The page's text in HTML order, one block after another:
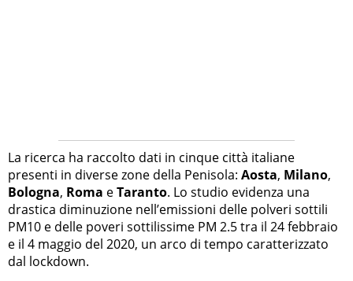
La ricerca ha raccolto dati in cinque città italiane
presenti in diverse zone della Penisola: Aosta, Milano,
Bologna, Roma eTaranto. Lo studio evidenza una
drastica diminuzione nell’emissioni delle polveri sottili
PM10 e delle poveri sottilissime PM 2.5 tra il 24 febbraio
e il 4 maggio del 2020, un arco di tempo caratterizzato
dal lockdown.